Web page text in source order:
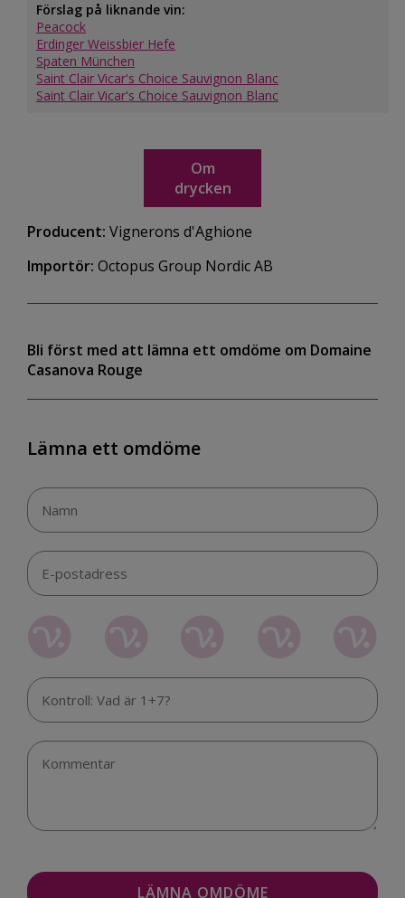
Förslag på liknande vin:
Peacock
Erdinger Weissbier Hefe
Spaten München
Saint Clair Vicar's Choice Sauvignon Blanc
Saint Clair Vicar's Choice Sauvignon Blanc
Om
drycken
Producent: Vignerons d'Aghione
Importör: Octopus Group Nordic AB
Bli först med att lämna ett omdöme om Domaine
Casanova Rouge
Lämna ett omdöme